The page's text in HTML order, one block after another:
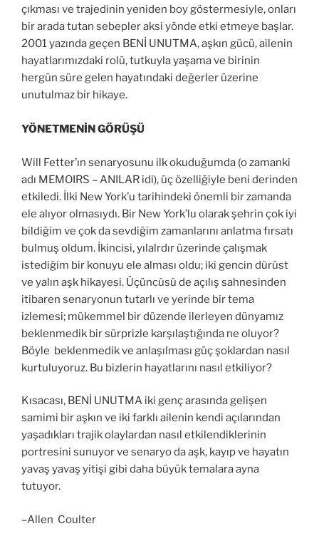
çıkması ve trajedinin yeniden boy göstermesiyle, onları
bir arada tutan sebepler aksi yönde etki etmeye başlar.
2001 yazında geçen BENİ UNUTMA, aşkın gücü, ailenin
hayatlarımızdaki rolü, tutkuyla yaşama ve birinin
hergün süre gelen hayatındaki değerler üzerine
unutulmaz bir hikaye.
YÖNETMENİN GÖRÜŞÜ
Will Fetter’ın senaryosunu ilk okuduğumda (o zamanki
adı MEMOIRS – ANILAR idi), üç özelliğiyle beni derinden
etkiledi. İlki New York’u tarihindeki önemli bir zamanda
ele alıyor olmasıydı. Bir New York’lu olarak şehrin çok iyi
bildiğim ve çok da sevdiğim zamanlarını anlatma fırsatı
bulmuş oldum. İkincisi, yılalrdır üzerinde çalışmak
istediğim bir konuyu ele alması oldu; iki gencin dürüst
ve yalın aşk hikayesi. Üçüncüsü de açılış sahnesinden
itibaren senaryonun tutarlı ve yerinde bir tema
izlemesi; mükemmel bir düzende ilerleyen dünyamız
beklenmedik bir sürprizle karşılaştığında ne oluyor?
Böyle beklenmedik ve anlaşılması güç şoklardan nasıl
kurtuluyoruz. Bu bizlerin hayatlarını nasıl etkiliyor?
Kısacası, BENİ UNUTMA iki genç arasında gelişen
samimi bir aşkın ve iki farklı ailenin kendi açılarından
yaşadıkları trajik olaylardan nasıl etkilendiklerinin
portresini sunuyor ve senaryo da aşk, kayıp ve hayatın
yavaş yavaş yitişi gibi daha büyük temalara ayna
tutuyor.
–Allen Coulter